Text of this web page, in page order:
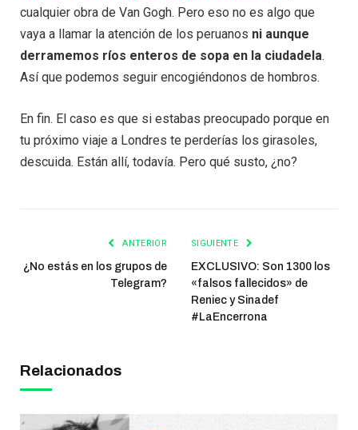
cualquier obra de Van Gogh. Pero eso no es algo que
vaya a llamar la atención de los peruanos ni aunque
derramemos ríos enteros de sopa en la ciudadela.
Así que podemos seguir encogiéndonos de hombros.
En fin. El caso es que si estabas preocupado porque en
tu próximo viaje a Londres te perderías los girasoles,
descuida. Están allí, todavía. Pero qué susto, ¿no?
ANTERIOR
¿No estás en los grupos de
Telegram?
SIGUIENTE
EXCLUSIVO: Son 1300 los
«falsos fallecidos» de
Reniec y Sinadef
#LaEncerrona
Relacionados